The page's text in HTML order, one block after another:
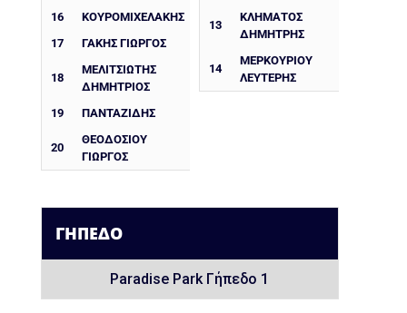
16
ΚΟΥΡΟΜΙΧΕΛΑΚΗΣ
17
ΓΑΚΗΣ ΓΙΩΡΓΟΣ
18
ΜΕΛΙΤΣΙΩΤΗΣ
ΔΗΜΗΤΡΙΟΣ
19
ΠΑΝΤΑΖΙΔΗΣ
20
ΘΕΟΔΟΣΙΟΥ
ΓΙΩΡΓΟΣ
13
ΚΛΗΜΆΤΟΣ
ΔΗΜΉΤΡΗΣ
14
ΜΕΡΚΟΥΡΊΟΥ
ΛΕΥΤΈΡΗΣ
ΓΉΠΕΔΟ
Paradise Park Γήπεδο 1